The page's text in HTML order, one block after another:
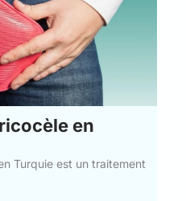
en
Turquie est un traitement